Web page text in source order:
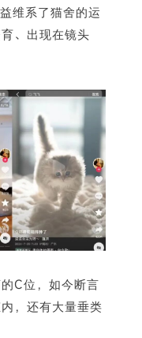
维系了猫舍的运
、出现在镜头
C位，如今断言
，还有大量垂类